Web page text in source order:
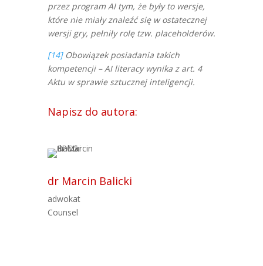
przez program AI tym, że były to wersje,
które nie miały znaleźć się w ostatecznej
wersji gry, pełniły rolę tzw. placeholderów.
[14]Obowiązek posiadania takich
kompetencji – AI literacy wynika z art. 4
Aktu w sprawie sztucznej inteligencji.
Napisz do autora:
dr Marcin Balicki
adwokat
Counsel